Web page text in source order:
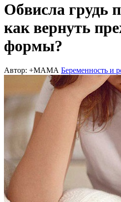
Обвисла грудь
как вернуть
формы?
Автор: +МАМА Беременность и